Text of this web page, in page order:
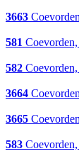
3663
581
582
3664
3665
583